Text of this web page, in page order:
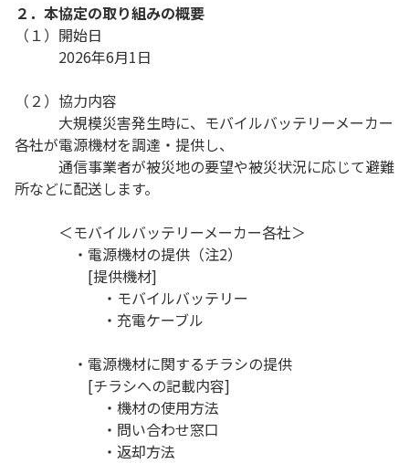
２．本協定の取り組みの概要
（１）開始日
2026年6月1日
（２）協力内容
大規模災害発生時に、モバイルバッテリーメーカー
各社が電源機材を調達・提供し、
通信事業者が被災地の要望や被災状況に応じて避難
所などに配送します。
＜モバイルバッテリーメーカー各社＞
・電源機材の提供（注2）
[提供機材]
・モバイルバッテリー
・充電ケーブル
・電源機材に関するチラシの提供
[チラシへの記載内容]
・機材の使用方法
・問い合わせ窓口
・返却方法